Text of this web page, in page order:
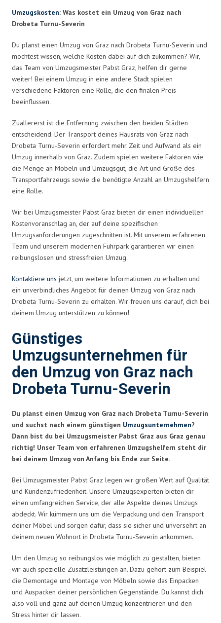
Umzugskosten: Was kostet ein Umzug von Graz nach
Drobeta Turnu-Severin
Du planst einen Umzug von Graz nach Drobeta Turnu-Severin und
möchtest wissen, welche Kosten dabei auf dich zukommen? Wir,
das Team von Umzugsmeister Pabst Graz, helfen dir gerne
weiter! Bei einem Umzug in eine andere Stadt spielen
verschiedene Faktoren eine Rolle, die den finalen Preis
beeinflussen.
Zuallererst ist die Entfernung zwischen den beiden Städten
entscheidend. Der Transport deines Hausrats von Graz nach
Drobeta Turnu-Severin erfordert mehr Zeit und Aufwand als ein
Umzug innerhalb von Graz. Zudem spielen weitere Faktoren wie
die Menge an Möbeln und Umzugsgut, die Art und Größe des
Transportfahrzeugs sowie die benötigte Anzahl an Umzugshelfern
eine Rolle.
Wir bei Umzugsmeister Pabst Graz bieten dir einen individuellen
Kostenvoranschlag an, der auf deine spezifischen
Umzugsanforderungen zugeschnitten ist. Mit unserem erfahrenen
Team und unserem modernen Fuhrpark garantieren wir einen
reibungslosen und stressfreien Umzug.
Kontaktiere uns jetzt, um weitere Informationen zu erhalten und
ein unverbindliches Angebot für deinen Umzug von Graz nach
Drobeta Turnu-Severin zu erhalten. Wir freuen uns darauf, dich bei
deinem Umzug unterstützen zu können!
Günstiges
Umzugsunternehmen für
den Umzug von Graz nach
Drobeta Turnu-Severin
Du planst einen Umzug von Graz nach Drobeta Turnu-Severin
und suchst nach einem günstigen Umzugsunternehmen?
Dann bist du bei Umzugsmeister Pabst Graz aus Graz genau
richtig! Unser Team von erfahrenen Umzugshelfern steht dir
bei deinem Umzug von Anfang bis Ende zur Seite.
Bei Umzugsmeister Pabst Graz legen wir großen Wert auf Qualität
und Kundenzufriedenheit. Unsere Umzugsexperten bieten dir
einen umfangreichen Service, der alle Aspekte deines Umzugs
abdeckt. Wir kümmern uns um die Verpackung und den Transport
deiner Möbel und sorgen dafür, dass sie sicher und unversehrt an
deinem neuen Wohnort in Drobeta Turnu-Severin ankommen.
Um den Umzug so reibungslos wie möglich zu gestalten, bieten
wir auch spezielle Zusatzleistungen an. Dazu gehört zum Beispiel
die Demontage und Montage von Möbeln sowie das Einpacken
und Auspacken deiner persönlichen Gegenstände. Du kannst dich
also voll und ganz auf deinen Umzug konzentrieren und den
Stress hinter dir lassen.